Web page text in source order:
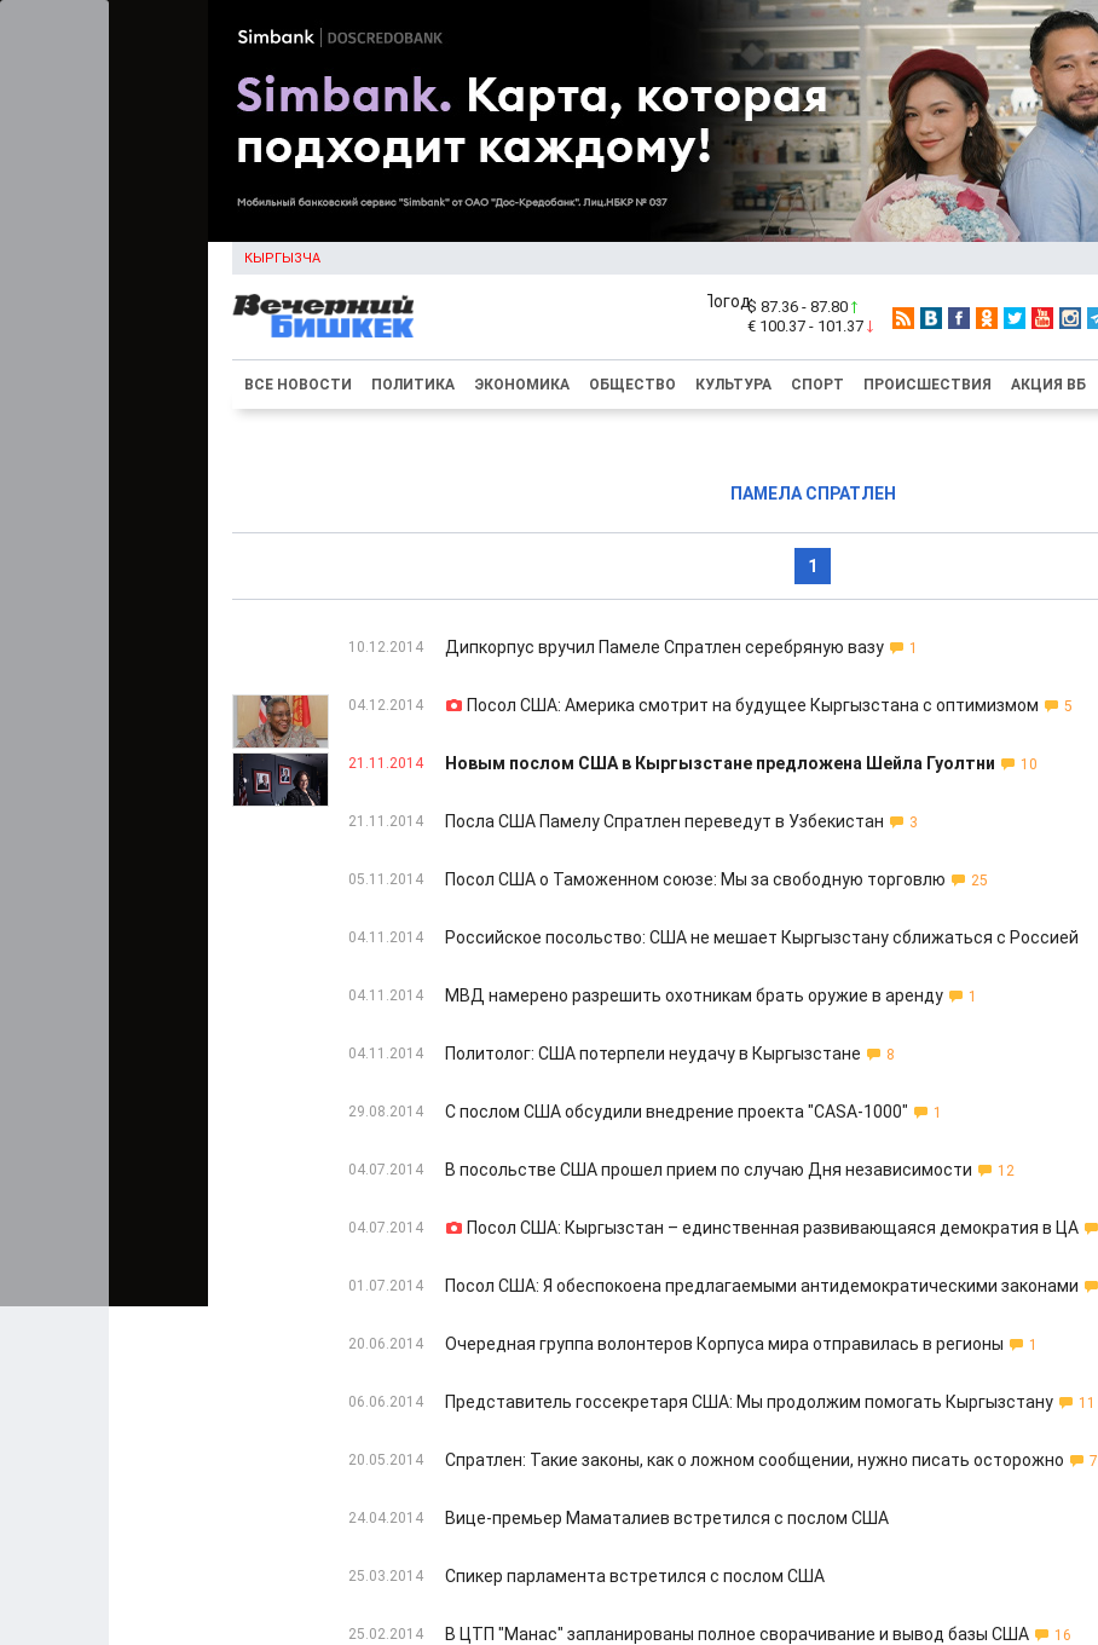
КЫРГЫЗЧА
$ 87.36 - 87.80
€ 100.37 - 101.37
ВСЕ НОВОСТИ ПОЛИТИКА ЭКОНОМИКА ОБЩЕСТВО КУЛЬТУРА СПОРТ ПРОИСШЕСТВИЯ АКЦИЯ ВБ
ПАМЕЛА СПРАТЛЕН
1
10.12.2014 Дипкорпус вручил Памеле Спратлен серебряную вазу 1
04.12.2014 Посол США: Америка смотрит на будущее Кыргызстана с оптимизмом 5
21.11.2014 Новым послом США в Кыргызстане предложена Шейла Гуолтни 10
21.11.2014 Посла США Памелу Спратлен переведут в Узбекистан 3
05.11.2014 Посол США о Таможенном союзе: Мы за свободную торговлю 25
04.11.2014 Российское посольство: США не мешает Кыргызстану сближаться с Россией
04.11.2014 МВД намерено разрешить охотникам брать оружие в аренду 1
04.11.2014 Политолог: США потерпели неудачу в Кыргызстане 8
29.08.2014 С послом США обсудили внедрение проекта "CASA-1000" 1
04.07.2014 В посольстве США прошел прием по случаю Дня независимости 12
04.07.2014 Посол США: Кыргызстан – единственная развивающаяся демократия в ЦА
01.07.2014 Посол США: Я обеспокоена предлагаемыми антидемократическими законами
20.06.2014 Очередная группа волонтеров Корпуса мира отправилась в регионы 1
06.06.2014 Представитель госсекретаря США: Мы продолжим помогать Кыргызстану 11
20.05.2014 Спратлен: Такие законы, как о ложном сообщении, нужно писать осторожно 7
24.04.2014 Вице-премьер Маматалиев встретился с послом США
25.03.2014 Спикер парламента встретился с послом США
25.02.2014 В ЦТП "Манас" запланированы полное сворачивание и вывод базы США 16